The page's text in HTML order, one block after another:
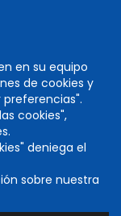
(Navarra)
en su equipo
de cookies y
cookies",
deniega el
sobre nuestra